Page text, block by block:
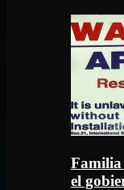
Familia
el